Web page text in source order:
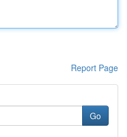
Report Page
Go